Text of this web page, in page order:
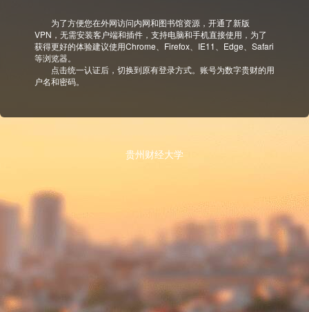
为了方便您在外网访问内网和图书馆资源，开通了新版
VPN，无需安装客户端和插件，支持电脑和手机直接使用，为了
获得更好的体验建议使用Chrome、Firefox、IE11、Edge、Safari
等浏览器。
点击统一认证后，切换到原有登录方式。账号为数字贵财的用
户名和密码。
贵州财经大学